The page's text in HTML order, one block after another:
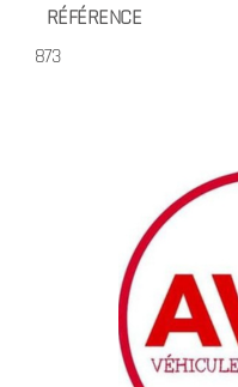
RÉFÉRENCE
873